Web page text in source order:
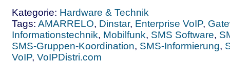
Kategorie: Hardware & Technik
Tags: AMARRELO, Dinstar, Enterprise VoIP,
Informationstechnik, Mobilfunk, SMS Software,
SMS-Gruppen-Koordination, SMS-Informierung,
VoIP, VoIPDistri.com